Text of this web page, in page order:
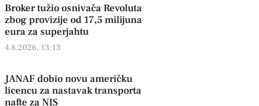
Broker tužio osnivača Revoluta
zbog provizije od 17,5 milijuna
eura za superjahtu
4.8.2026, 13:13
JANAF dobio novu američku
licencu za nastavak transporta
nafte za NIS